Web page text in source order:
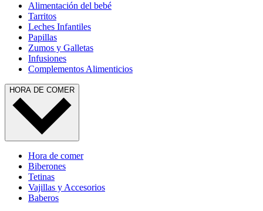
Alimentación del bebé
Tarritos
Leches Infantiles
Papillas
Zumos y Galletas
Infusiones
Complementos Alimenticios
HORA DE COMER
Hora de comer
Biberones
Tetinas
Vajillas y Accesorios
Baberos